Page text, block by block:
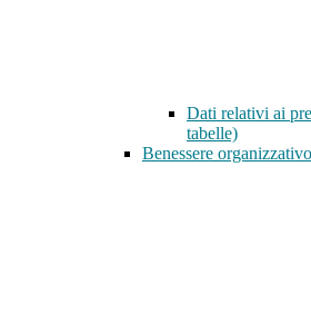
Dati relativi ai
tabelle)
Benessere organizzativo